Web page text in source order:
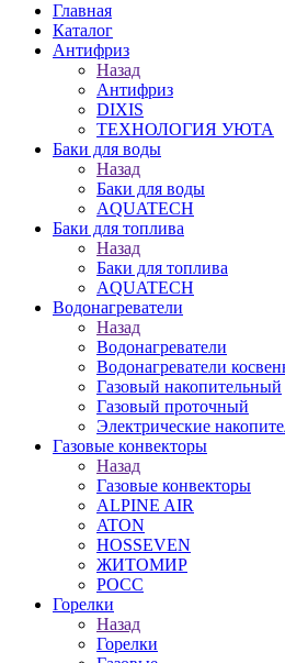
Главная
Каталог
Антифриз
Назад
Антифриз
DIXIS
ТЕХНОЛОГИЯ УЮТА
Баки для воды
Назад
Баки для воды
AQUATECH
Баки для топлива
Назад
Баки для топлива
AQUATECH
Водонагреватели
Назад
Водонагреватели
Водонагреватели
Газовый накопительный
Газовый проточный
Электрические
Газовые конвекторы
Назад
Газовые конвекторы
ALPINE AIR
ATON
HOSSEVEN
ЖИТОМИР
РОСС
Горелки
Назад
Горелки